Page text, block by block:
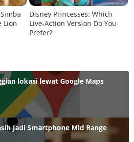
lokasi lewat Google Maps
Jadi Smartphone Mid Range